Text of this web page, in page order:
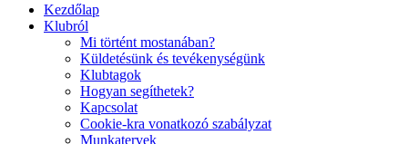
Kezdőlap
Klubról
Mi történt mostanában?
Küldetésünk és tevékenységünk
Klubtagok
Hogyan segíthetek?
Kapcsolat
Cookie-kra vonatkozó szabályzat
Munkatervek